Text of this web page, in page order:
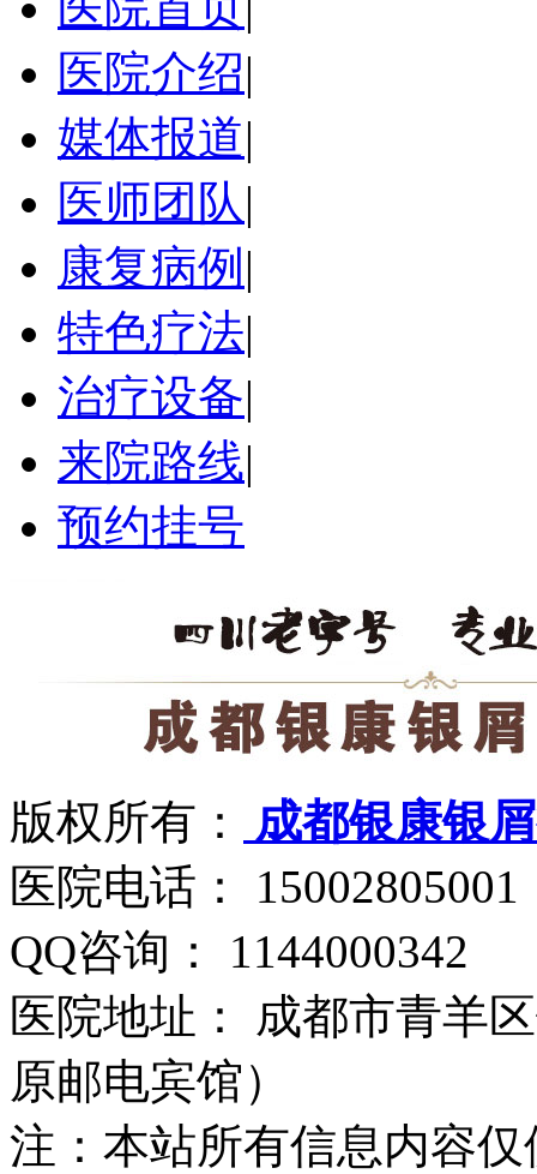
医院介绍|
媒体报道|
医师团队|
康复病例 |
特色疗法|
治疗设备|
来院路线|
预约挂号
版权所有：
成都银康银
医院电话： 15002805001
QQ咨询： 1144000342
医院地址： 成都市青羊
原邮电宾馆）
注：本站所有信息内容